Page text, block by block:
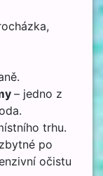
– jedno z
trhu.
po
očistu